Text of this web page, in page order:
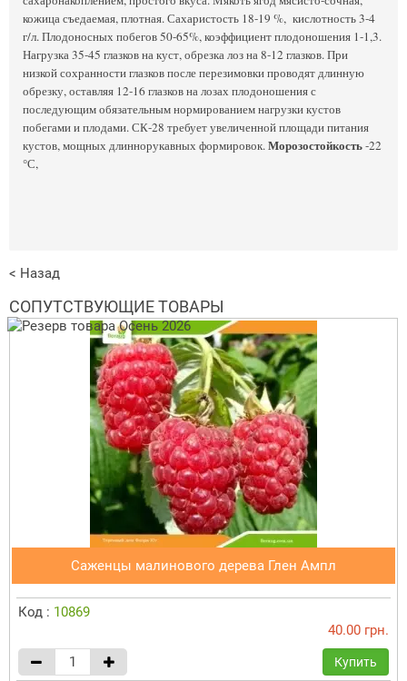
кожица съедаемая, плотная. Сахаристость 18-19 %, кислотность 3-4
г/л. Плодоносных побегов 50-65%, коэффициент плодоношения 1-1,3.
Нагрузка 35-45 глазков на куст, обрезка лоз на 8-12 глазков. При
низкой сохранности глазков после перезимовки проводят длинную
обрезку, оставляя 12-16 глазков на лозах плодоношения с
последующим обязательным нормированием нагрузки кустов
побегами и плодами. СК-28 требует увеличенной площади питания
кустов, мощных длиннорукавных формировок.Морозостойкость-22
°С,
< Назад
СОПУТСТВУЮЩИЕ ТОВАРЫ
Саженцы малинового дерева Глен Ампл
Код : 10869
40.00 грн.
Купить